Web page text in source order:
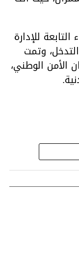
للإدارة
وتمت
الأمن الوطني،